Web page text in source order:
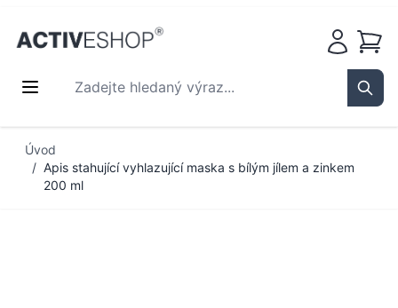
Zadejte hledaný výraz...
Košík
Úvod
/ Apis stahující vyhlazující maska s bílým jílem a zinkem
200 ml